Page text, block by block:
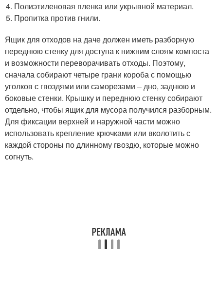
Полиэтиленовая пленка или укрывной материал.
Пропитка против гнили.
Ящик для отходов на даче должен иметь разборную
переднюю стенку для доступа к нижним слоям компоста
и возможности переворачивать отходы. Поэтому,
сначала собирают четыре грани короба с помощью
уголков с гвоздями или саморезами – дно, заднюю и
боковые стенки. Крышку и переднюю стенку собирают
отдельно, чтобы ящик для мусора получился разборным.
Для фиксации верхней и наружной части можно
использовать крепление крючками или вколотить с
каждой стороны по длинному гвоздю, которые можно
согнуть.